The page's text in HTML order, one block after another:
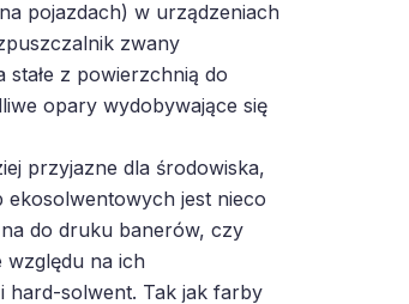
pojazdach) w urządzeniach
zwany
z powierzchnią do
opary wydobywające się
przyjazne dla środowiska,
jest nieco
do druku banerów, czy
na ich
hard-solwent. Tak jak farby